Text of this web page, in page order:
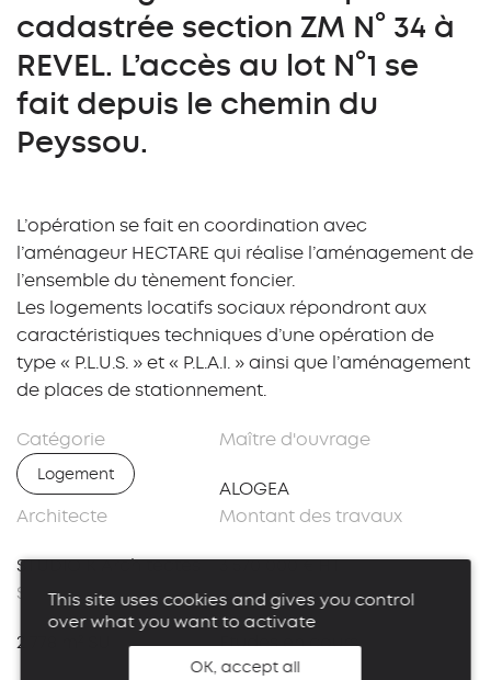
cadastrée section ZM N° 34 à
REVEL. L’accès au lot N°1 se
fait depuis le chemin du
Peyssou.
L’opération se fait en coordination avec
l’aménageur HECTARE qui réalise l’aménagement de
l’ensemble du tènement foncier.
Les logements locatifs sociaux répondront aux
caractéristiques techniques d’une opération de
type « P.L.U.S. » et « P.L.A.I. » ainsi que l’aménagement
de places de stationnement.
Catégorie
Logement
Maître d'ouvrage
ALOGEA
Architecte
STUDIO K Architectes
Montant des travaux
3 570 000 € HT
Surface
2 778 m² SU
Avancement
Etudes en cours
This site uses cookies and gives you control
over what you want to activate
OK, accept all